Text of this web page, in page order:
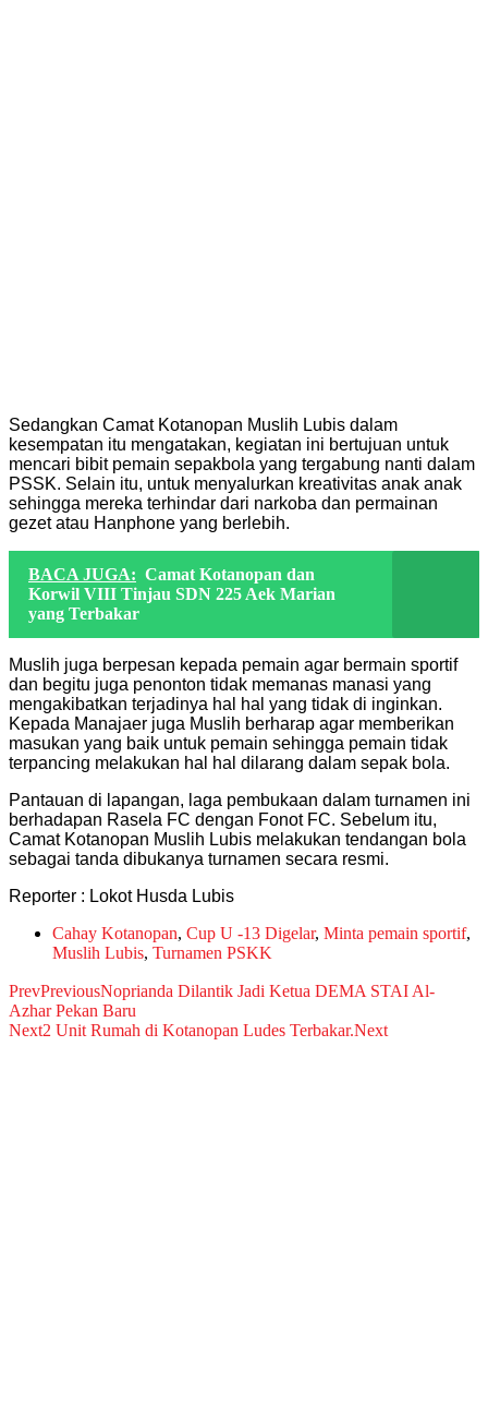
Sedangkan Camat Kotanopan Muslih Lubis dalam
kesempatan itu mengatakan, kegiatan ini bertujuan untuk
mencari bibit pemain sepakbola yang tergabung nanti dalam
PSSK. Selain itu, untuk menyalurkan kreativitas anak anak
sehingga mereka terhindar dari narkoba dan permainan
gezet atau Hanphone yang berlebih.
BACA JUGA: Camat Kotanopan dan
Korwil VIII Tinjau SDN 225 Aek Marian
yang Terbakar
Muslih juga berpesan kepada pemain agar bermain sportif
dan begitu juga penonton tidak memanas manasi yang
mengakibatkan terjadinya hal hal yang tidak di inginkan.
Kepada Manajaer juga Muslih berharap agar memberikan
masukan yang baik untuk pemain sehingga pemain tidak
terpancing melakukan hal hal dilarang dalam sepak bola.
Pantauan di lapangan, laga pembukaan dalam turnamen ini
berhadapan Rasela FC dengan Fonot FC. Sebelum itu,
Camat Kotanopan Muslih Lubis melakukan tendangan bola
sebagai tanda dibukanya turnamen secara resmi.
Reporter : Lokot Husda Lubis
Cahay Kotanopan, Cup U -13 Digelar, Minta pemain sportif,
Muslih Lubis, Turnamen PSKK
PrevPreviousNoprianda Dilantik Jadi Ketua DEMA STAI Al-
Azhar Pekan Baru
Next2 Unit Rumah di Kotanopan Ludes Terbakar.Next